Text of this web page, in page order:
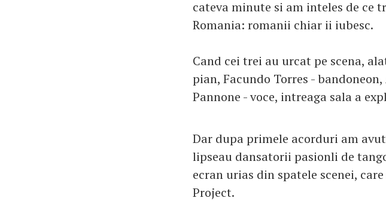
cateva minute si am inteles de ce
Romania: romanii chiar ii iubesc.
Cand cei trei au urcat pe scena,
pian, Facundo Torres -
Pannone - voce, intreaga sala a
Dar dupa primele acorduri am
lipseau dansatorii pasionli de
ecran urias din spatele scenei,
Project.